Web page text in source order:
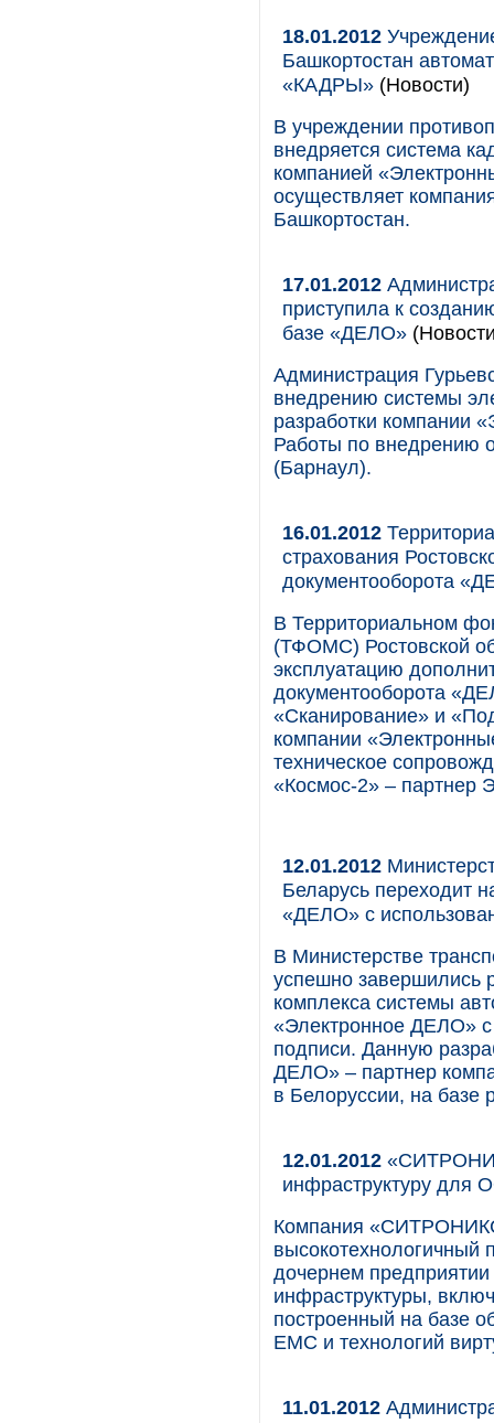
18.01.2012
Башкортостан
«КАДРЫ» (Новости)
В учреждении
внедряется система
компанией
осуществляет
Башкортостан.
17.01.2012
приступила к
базе «ДЕЛО»
Администрация
внедрению системы
разработки
Работы по внедрению
(Барнаул).
16.01.2012
страхования
документооборота
В Территориальном
(ТФОМС) Ростовской
эксплуатацию
документооборота
«Сканирование» и
компании
техническое
«Космос-2» – партнер
12.01.2012
Беларусь переходит
«ДЕЛО» с
В Министерстве
успешно завершились
комплекса системы
«Электронное ДЕЛО» с
подписи. Данную
ДЕЛО» – партнер
в Белоруссии, на
12.01.2012
инфраструктуру
Компания
дочернем
инфраструктуры,
построенный на базе
EMC и технологий
11.01.2012